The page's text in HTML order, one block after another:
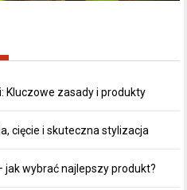
Kluczowe zasady i produkty
cięcie i skuteczna stylizacja
jak wybrać najlepszy produkt?